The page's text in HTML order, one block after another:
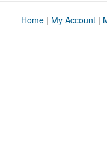
Home| My Account|